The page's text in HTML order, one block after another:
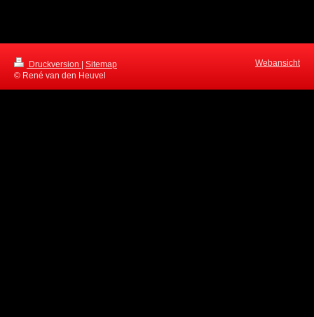
Druckversion | Sitemap
© René van den Heuvel
Webansicht